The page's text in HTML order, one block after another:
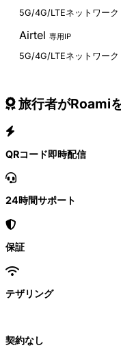
5G/4G/LTEネットワーク
Airtel 専用IP
5G/4G/LTEネットワーク
旅行者がRoami
QRコード即時配信
24時間サポート
保証
テザリング
契約なし